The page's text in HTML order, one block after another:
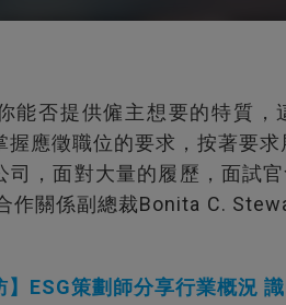
能否提供僱主想要的特質，
握應徵職位的要求，按著要
司，面對大量的履歷，面試
作關係副總裁Bonita C.
ESG策劃師分享行業概況